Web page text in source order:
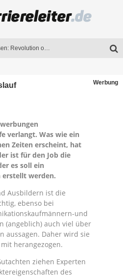
KI im Bildungswesen: Revolution oder Risiko für Schulen und Universitäten?
Werbung
verlangt. Was wie ein
Zeiten erscheint, hat
ist für den Job die
es soll ein
erstellt werden.
Ausbildern ist die
ebenso bei
und
(angeblich) auch viel über
aussagen. Daher wird sie
herangezogen.
ziehen Experten
des